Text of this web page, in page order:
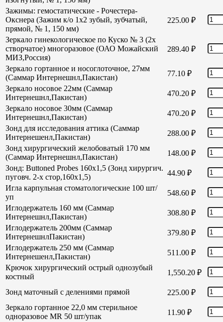
Зажимы: гемостатические - Рочестера-
Окснера (Зажим к/о 1х2 зубый, зубчатый,
прямой, № 1, 150 мм)
225.00 ₽
Зеркало гинекологическое по Куско № 3 (2х
створчатое) многоразовое (ОАО Можайский
МИЗ,Россия)
289.40 ₽
Зеркало гортанное и носоглоточное, 27мм
(Саммар Интернешнл,Пакистан)
77.10 ₽
Зеркало носовое 22мм (Саммар
Интернешнл,Пакистан)
470.20 ₽
Зеркало носовое 30мм (Саммар
Интернешнл,Пакистан)
470.20 ₽
Зонд для исследования аттика (Саммар
Интернешенл,Пакистан)
288.00 ₽
Зонд хирургический желобоватый 170 мм
(Саммар Интернешнл,Пакистан)
148.00 ₽
Зонд: Buttoned Probes 160х1,5 (Зонд хирургич.
пуговч. 2-х стор,160х1,5)
44.90 ₽
Игла карпульная стоматологические 100 шт/
уп
548.60 ₽
Иглодержатель 160 мм (Саммар
Интернешнл,Пакистан)
308.80 ₽
Иглодержатель 200мм (Саммар
ИнтернешнлПакистан)
379.80 ₽
Иглодержатель 250 мм (Саммар
Интернешенл,Пакистан)
511.00 ₽
Крючок хирургический острый однозубый
костный
1,550.20 ₽
Зонд маточный с делениями прямой 225.00 ₽
Зеркало гортанное 22,0 мм стерильное
одноразовое MR 50 шт/упак
11.90 ₽